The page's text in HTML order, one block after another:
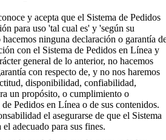
y acepta que el Sistema de Pedidos
para uso 'tal cual es' y 'según su
ninguna declaración o garantía
con el Sistema de Pedidos en Línea y
general de lo anterior, no hacemos
con respecto de, y no nos haremos
disponibilidad, confiabilidad,
un propósito, o cumplimiento o
Pedidos en Línea o de sus contenidos.
el asegurarse de que el Sistema
adecuado para sus fines.